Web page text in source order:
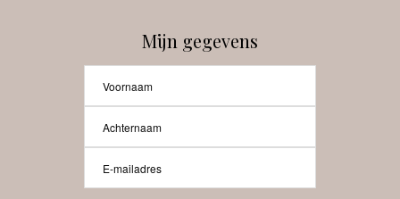
Beauty-Pro.nl
Mijn gegevens